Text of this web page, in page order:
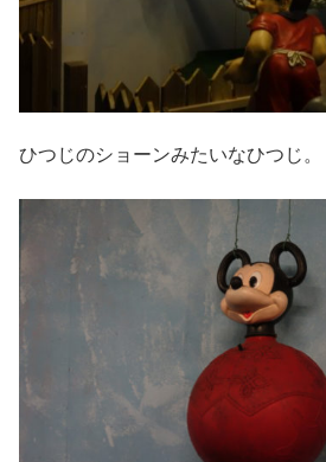
ひつじのショーンみたいなひつじ。